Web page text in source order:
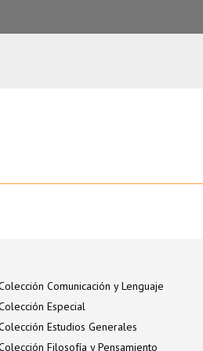
Comunicación y Lenguaje
Especial
Estudios Generales
Filosofía y Pensamiento